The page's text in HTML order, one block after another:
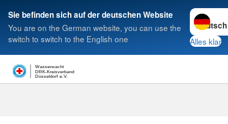
Sie befinden sich auf der deutschen Website
You are on the German website, you can use the
switch to switch to the English one
Sprache
Alles klar
Düsseldorf e.V.
DRK-Kreisverband
Wasserwacht
Suche